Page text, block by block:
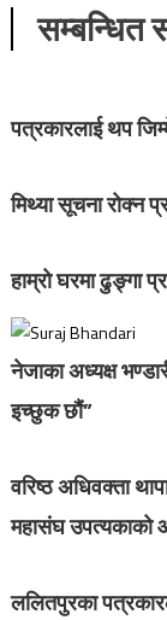
सम्बन्धित
पत्रकारलाई थप
मिथ्या सूचना रोक्न
हाम्रो घरमा ढुङ्गा
नेजाका अध्यक्ष
इच्छुक छौं”
वरिष्ठ अधिवक्ता
महासंघ उपत्यकाको
ललितपुरका